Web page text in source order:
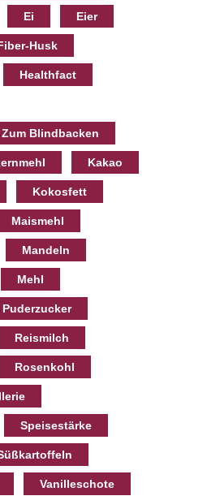
Ei Eier
Husk
Healthfact
Blindbacken
Kakao
Kokosfett
Maismehl
Mandeln
Mehl
Puderzucker
Reismilch
Rosenkohl
Speisestärke
Vanilleschote